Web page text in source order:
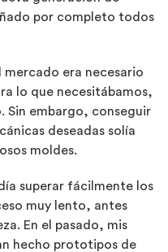
por completo todos
mercado era necesario
lo que necesitábamos,
Sin embargo, conseguir
deseadas solía
moldes.
superar fácilmente los
muy lento, antes
En el pasado, mis
hecho prototipos de